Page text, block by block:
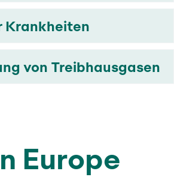
Krankheiten
von Treibhausgasen
Europe